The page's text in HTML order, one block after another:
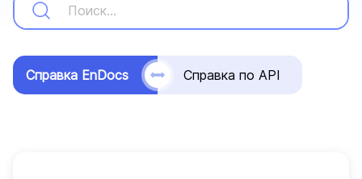
Справка EnDocs Справка по API